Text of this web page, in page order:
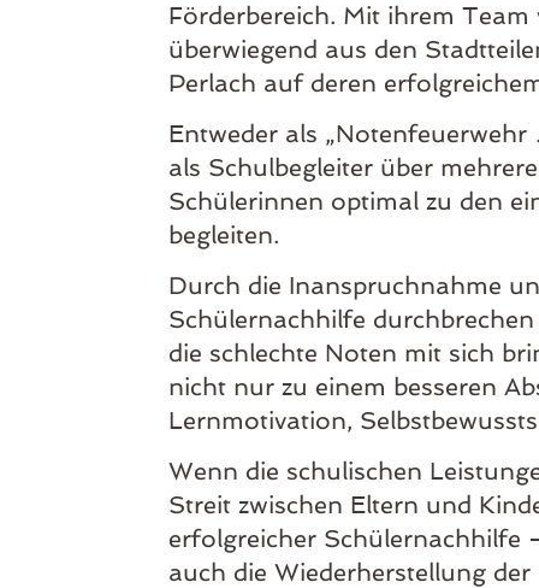
Förderbereich. Mit ihrem
überwiegend aus den
Perlach auf deren
​Entweder als
als Schulbegleiter über
Schülerinnen optimal zu den
begleiten.
​Durch die Inanspruchnahme
Schülernachhilfe
die schlechte Noten mit sich
nicht nur zu einem besseren
Lernmotivation,
Wenn die schulischen
Streit zwischen Eltern und
erfolgreicher Schülernachhilfe
auch die Wiederherstellung